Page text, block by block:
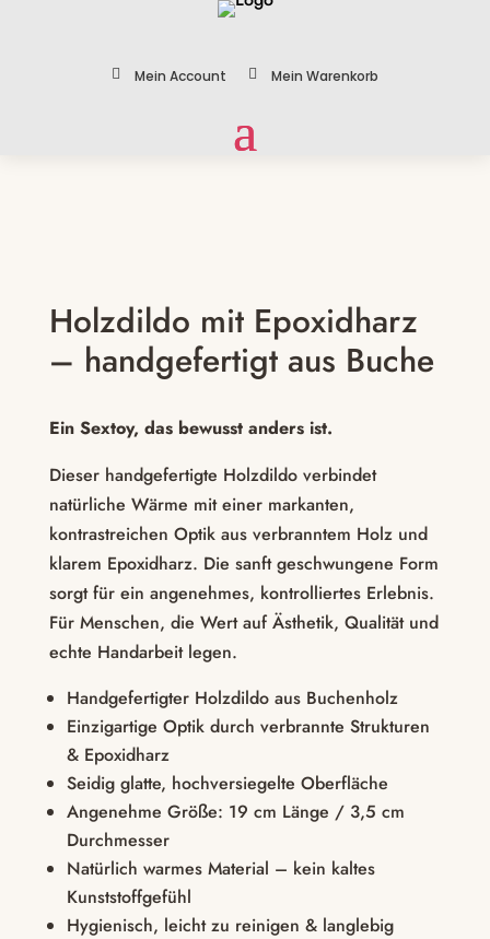
 Mein Account  Mein Warenkorb
Holzdildo mit Epoxidharz
– handgefertigt aus Buche
Ein Sextoy, das bewusst anders ist.
Dieser handgefertigte Holzdildo verbindet
natürliche Wärme mit einer markanten,
kontrastreichen Optik aus verbranntem Holz und
klarem Epoxidharz. Die sanft geschwungene Form
sorgt für ein angenehmes, kontrolliertes Erlebnis.
Für Menschen, die Wert auf Ästhetik, Qualität und
echte Handarbeit legen.
Handgefertigter Holzdildo aus Buchenholz
Einzigartige Optik durch verbrannte Strukturen
& Epoxidharz
Seidig glatte, hochversiegelte Oberfläche
Angenehme Größe: 19 cm Länge / 3,5 cm
Durchmesser
Natürlich warmes Material – kein kaltes
Kunststoffgefühl
Hygienisch, leicht zu reinigen & langlebig